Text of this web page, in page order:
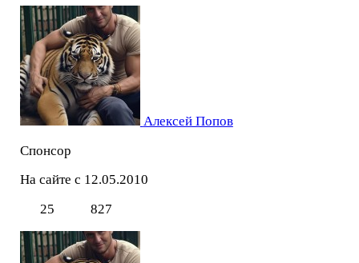
Алексей Попов
Спонсор
На сайте с 12.05.2010
25
827